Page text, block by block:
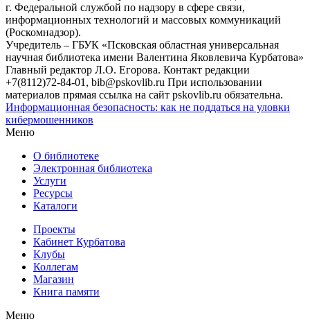
г. Федеральной службой по надзору в сфере связи,
информационных технологий и массовых коммуникаций
(Роскомнадзор).
Учредитель – ГБУК «Псковская областная универсальная
научная библиотека имени Валентина Яковлевича Курбатова»
Главный редактор Л.О. Егорова. Контакт редакции
+7(8112)72-84-01, bib@pskovlib.ru При использовании
материалов прямая ссылка на сайт pskovlib.ru обязательна.
Информационная безопасность: как не поддаться на уловки
кибермошенников
Меню
О библиотеке
Электронная библиотека
Услуги
Ресурсы
Каталоги
Проекты
Кабинет Курбатова
Клубы
Коллегам
Магазин
Книга памяти
Меню